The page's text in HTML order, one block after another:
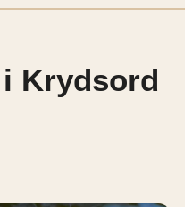
Krydsord